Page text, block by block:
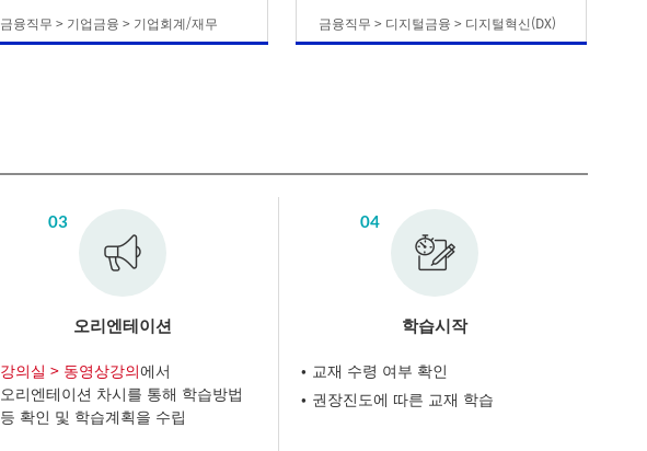
금융직무 > 기업금융 > 기업회계/재무 금융직무 > 디지털금융 > 디지털혁신(DX)
03
오리엔테이션
강의실 > 동영상강의에서
오리엔테이션 차시를 통해 학습방법
등 확인 및 학습계획을 수립
04
학습시작
교재 수령 여부 확인
권장진도에 따른 교재 학습